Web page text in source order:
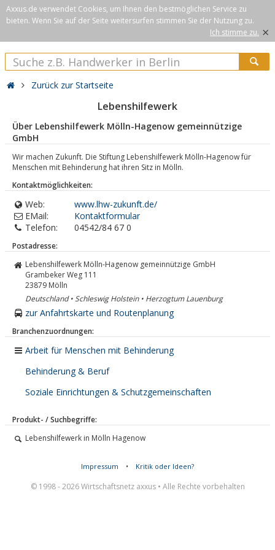
Axxus.de verwendet Cookies, um Ihnen den bestmöglichen Service zu
bieten. Wenn Sie auf der Seite weitersurfen stimmen Sie der Nutzung zu.
Ich stimme zu. ×
Zurück zur Startseite
Lebenshilfewerk
Über Lebenshilfewerk Mölln-Hagenow gemeinnützige
GmbH
Wir machen Zukunft. Die Stiftung Lebenshilfewerk Mölln-Hagenow für
Menschen mit Behinderung hat ihren Sitz in Mölln.
Kontaktmöglichkeiten:
Web:
www.lhw-zukunft.de/
EMail:
Kontaktformular
Telefon:
04542/84 67 0
Postadresse:
Lebenshilfewerk Mölln-Hagenow gemeinnützige GmbH
Grambeker Weg 111
23879 Mölln
Deutschland • Schleswig Holstein • Herzogtum Lauenburg
zur Anfahrtskarte und Routenplanung
Branchenzuordnungen:
Arbeit für Menschen mit Behinderung
Behinderung & Beruf
Soziale Einrichtungen & Schutzgemeinschaften
Produkt- / Suchbegriffe:
Lebenshilfewerk in Mölln Hagenow
Impressum • Kritik oder Ideen?
© 1998 - 2026 Wirtschaftsnetz axxus • Alle Rechte vorbehalten